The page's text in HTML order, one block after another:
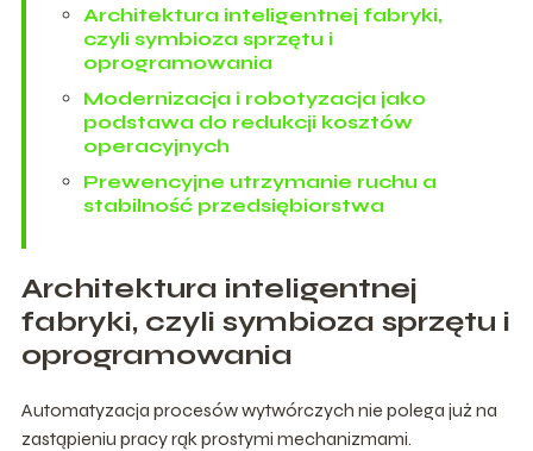
Architektura inteligentnej fabryki,
czyli symbioza sprzętu i
oprogramowania
Modernizacja i robotyzacja jako
podstawa do redukcji kosztów
operacyjnych
Prewencyjne utrzymanie ruchu a
stabilność przedsiębiorstwa
Architektura inteligentnej
fabryki, czyli symbioza sprzętu i
oprogramowania
Automatyzacja procesów wytwórczych nie polega już na
zastąpieniu pracy rąk prostymi mechanizmami.